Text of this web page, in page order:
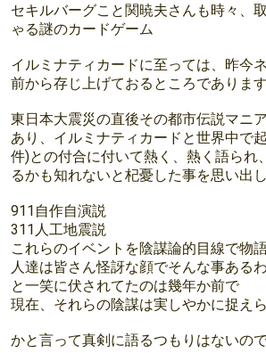
セキルバーグこと関暁夫さんも時々、
ゃる謎のカードゲーム
イルミナティカードに至っては、昨今
前から存じ上げておるところであります
東日本大震災の直後その都市伝説マニ
あり、イルミナティカードと世界中で
件)との付合に付いて熱く、熱く語られ
るかも知れないと杞憂した事を思い出し
911自作自演説
311人工地震説
これらのイベントを陰謀論的目線で物
人達は皆さん怪訝な顔でそんな事ある
と一笑に伏されてたのは幾年か前で
現在、それらの陰謀は実しやかに捉え
かと言って真剣に語るつもりはないので